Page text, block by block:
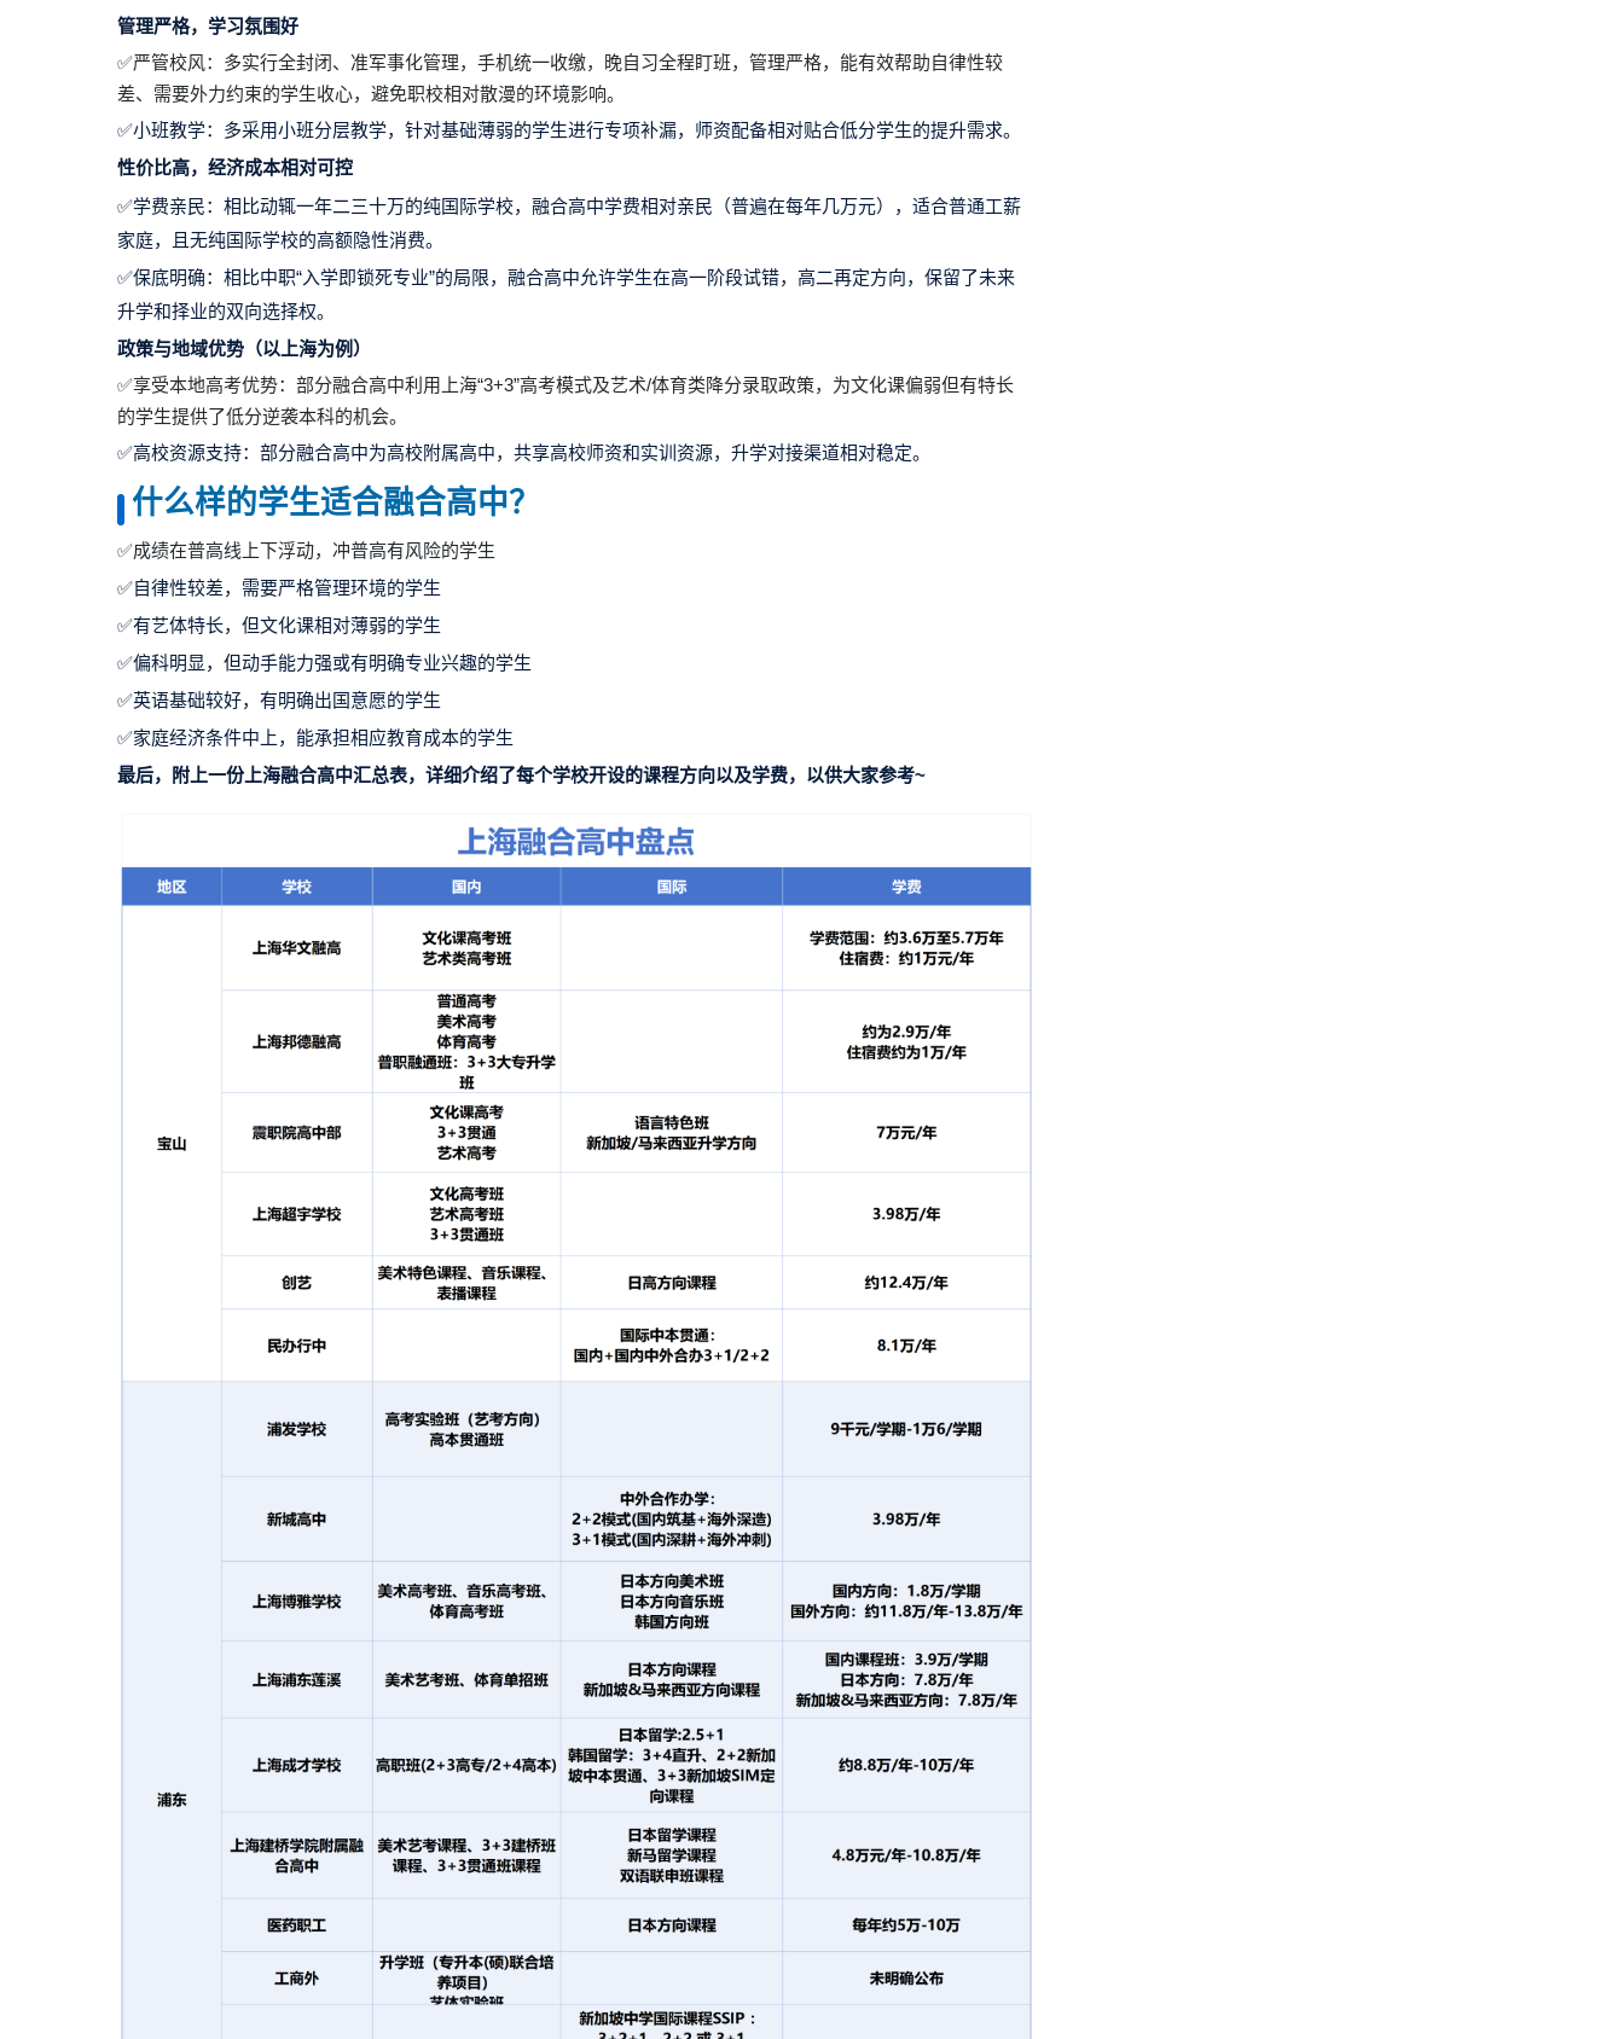
管理严格，学习氛围好
✅严管校风：多实行全封闭、准军事化管理，手机统一收缴，晚自习全程盯班，管理严格，能有效帮助自律性较
差、需要外力约束的学生收心，避免职校相对散漫的环境影响。
✅小班教学：多采用小班分层教学，针对基础薄弱的学生进行专项补漏，师资配备相对贴合低分学生的提升需求。
性价比高，经济成本相对可控
✅学费亲民：相比动辄一年二三十万的纯国际学校，融合高中学费相对亲民（普遍在每年几万元），适合普通工薪
家庭，且无纯国际学校的高额隐性消费。
✅保底明确：相比中职“入学即锁死专业”的局限，融合高中允许学生在高一阶段试错，高二再定方向，保留了未来
升学和择业的双向选择权。
政策与地域优势（以上海为例）
✅享受本地高考优势：部分融合高中利用上海“3+3”高考模式及艺术/体育类降分录取政策，为文化课偏弱但有特长
的学生提供了低分逆袭本科的机会。
✅高校资源支持：部分融合高中为高校附属高中，共享高校师资和实训资源，升学对接渠道相对稳定。
什么样的学生适合融合高中？
✅成绩在普高线上下浮动，冲普高有风险的学生
✅自律性较差，需要严格管理环境的学生
✅有艺体特长，但文化课相对薄弱的学生
✅偏科明显，但动手能力强或有明确专业兴趣的学生
✅英语基础较好，有明确出国意愿的学生
✅家庭经济条件中上，能承担相应教育成本的学生
最后，附上一份上海融合高中汇总表，详细介绍了每个学校开设的课程方向以及学费，以供大家参考~